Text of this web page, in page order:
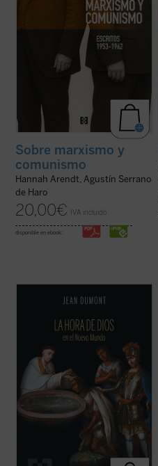
Sobre marxismo y
comunismo
Hannah Arendt, Agustín Serrano
de Haro
20,00€ IVA incluido
disponible en ebook:
de cuatro hombres excepcionales:
de Quiroga, y Bernardino de Sahagún. Con
ellos, el lector compartirá la aventura de
quienes tenían sobre sí la tarea y la ...